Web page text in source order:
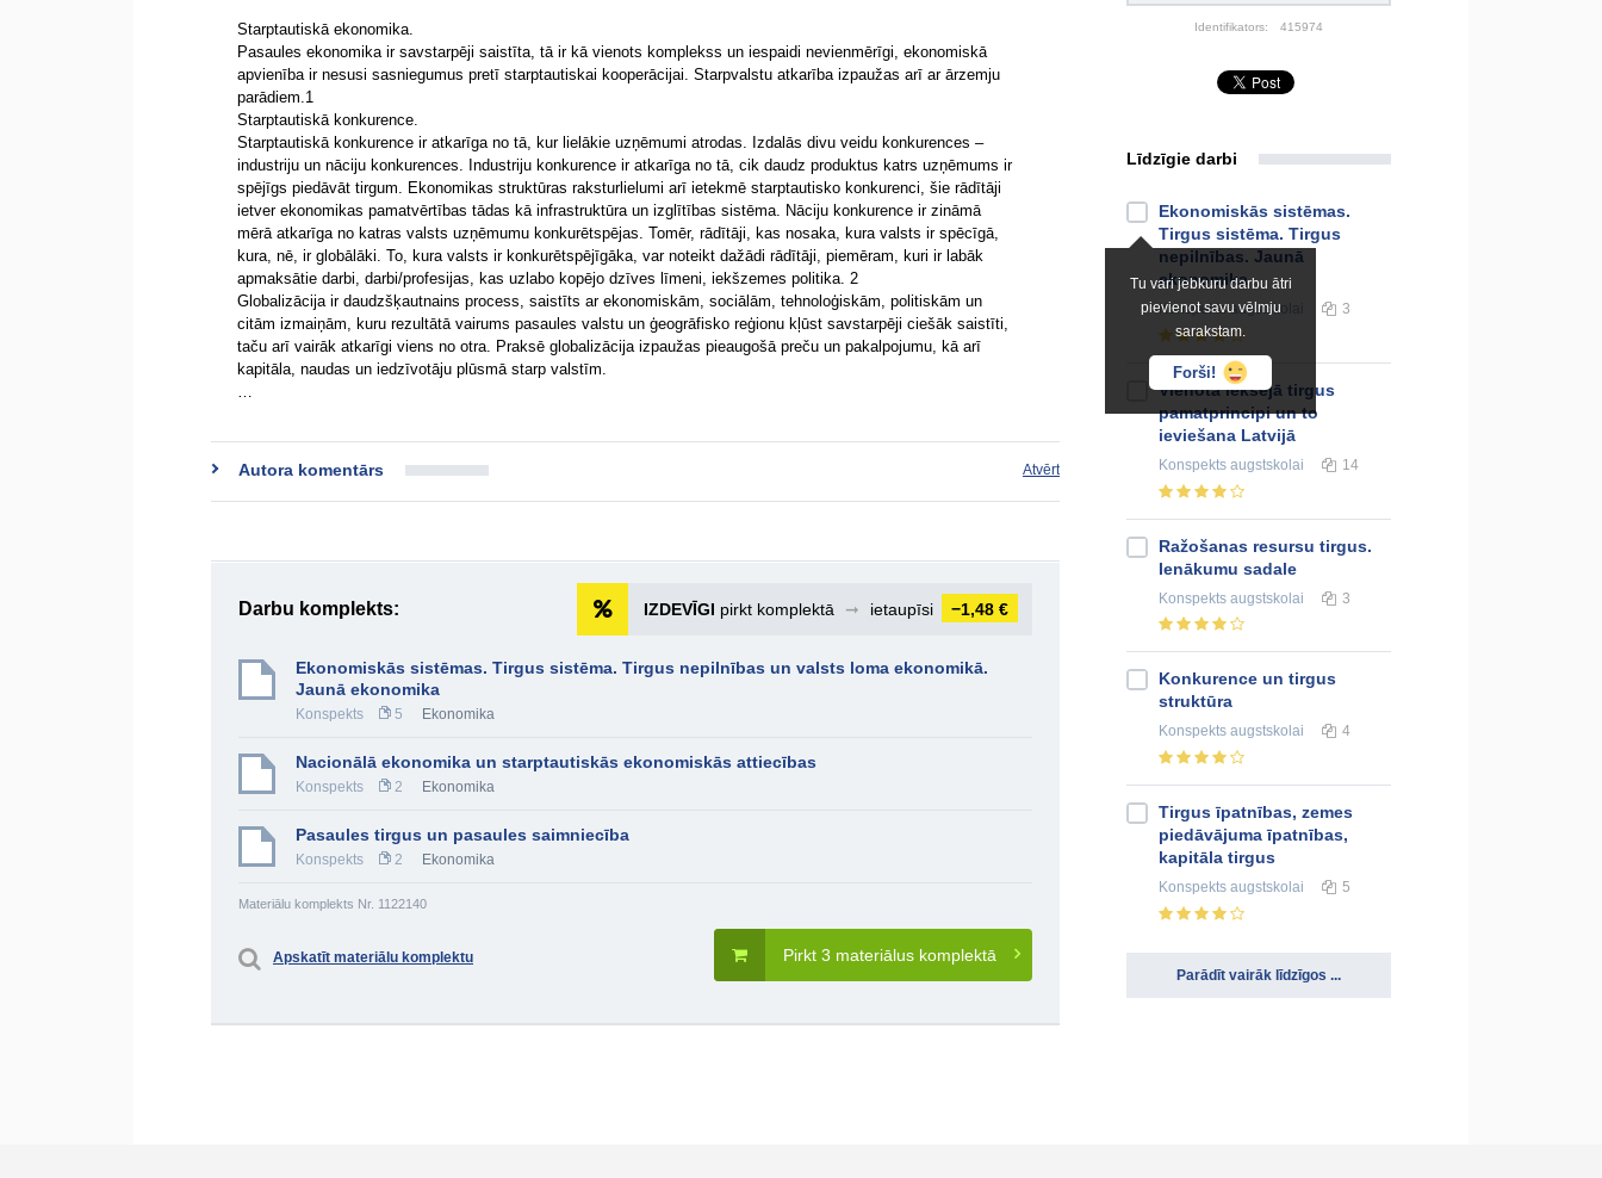
Identifikators: 415974
Starptautiskā ekonomika.
Pasaules ekonomika ir savstarpēji saistīta, tā ir kā vienots komplekss un iespaidi nevienmērīgi, ekonomiskā
apvienība ir nesusi sasniegumus pretī starptautiskai kooperācijai. Starpvalstu atkarība izpaužas arī ar ārzemju
parādiem.1
Starptautiskā konkurence.
Starptautiskā konkurence ir atkarīga no tā, kur lielākie uzņēmumi atrodas. Izdalās divu veidu konkurences –
industriju un nāciju konkurences. Industriju konkurence ir atkarīga no tā, cik daudz produktus katrs uzņēmums ir
spējīgs piedāvāt tirgum. Ekonomikas struktūras raksturlielumi arī ietekmē starptautisko konkurenci, šie rādītāji
ietver ekonomikas pamatvērtības tādas kā infrastruktūra un izglītības sistēma. Nāciju konkurence ir zināmā
mērā atkarīga no katras valsts uzņēmumu konkurētspējas. Tomēr, rādītāji, kas nosaka, kura valsts ir spēcīgā,
kura, nē, ir globālāki. To, kura valsts ir konkurētspējīgāka, var noteikt dažādi rādītāji, piemēram, kuri ir labāk
apmaksātie darbi, darbi/profesijas, kas uzlabo kopējo dzīves līmeni, iekšzemes politika. 2
Globalizācija ir daudzšķautnains process, saistīts ar ekonomiskām, sociālām, tehnoloģiskām, politiskām un
citām izmaiņām, kuru rezultātā vairums pasaules valstu un ģeogrāfisko reģionu kļūst savstarpēji ciešāk saistīti,
taču arī vairāk atkarīgi viens no otra. Praksē globalizācija izpaužas pieaugošā preču un pakalpojumu, kā arī
kapitāla, naudas un iedzīvotāju plūsmā starp valstīm.
…
Autora komentārs Atvērt
Darbu komplekts: IZDEVĪGI pirkt komplektā ➞ ietaupīsi −1,48 €
Ekonomiskās sistēmas. Tirgus sistēma. Tirgus nepilnības un valsts loma ekonomikā.
Jaunā ekonomika
Konspekts 5 Ekonomika
Nacionālā ekonomika un starptautiskās ekonomiskās attiecības
Konspekts 2 Ekonomika
Pasaules tirgus un pasaules saimniecība
Konspekts 2 Ekonomika
Materiālu komplekts Nr. 1122140
Pirkt 3 materiālus komplektā
Apskatīt materiālu komplektu
Līdzīgie darbi
Tu vari jebkuru darbu ātri
pievienot savu vēlmju
sarakstam.
Forši!
Ekonomiskās sistēmas.
Tirgus sistēma. Tirgus
nepilnības. Jaunā
ekonomika
Konspektsaugstskolai 3
Vienotā iekšējā tirgus
pamatprincipi un to
ieviešana Latvijā
Konspekts augstskolai 14
Ražošanas resursu tirgus.
Ienākumu sadale
Konspekts augstskolai 3
Konkurence un tirgus
struktūra
Konspekts augstskolai 4
Tirgus īpatnības, zemes
piedāvājuma īpatnības,
kapitāla tirgus
Konspekts augstskolai 5
Parādīt vairāk līdzīgos ...